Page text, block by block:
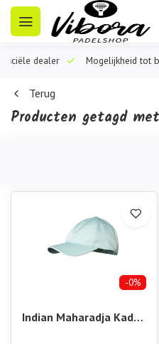
dealer Mogelijkheid tot
Terug
Producten getagd
-0%
Indian Maharadja Kadiri